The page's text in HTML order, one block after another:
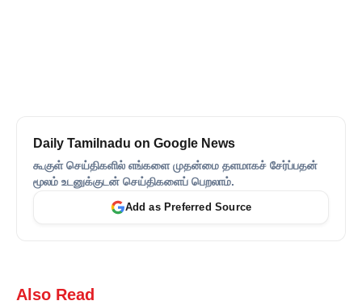
Daily Tamilnadu on Google News
கூகுள் செய்திகளில் எங்களை முதன்மை தளமாகச் சேர்ப்பதன்
மூலம் உடனுக்குடன் செய்திகளைப் பெறலாம்.
Add as Preferred Source
Also Read